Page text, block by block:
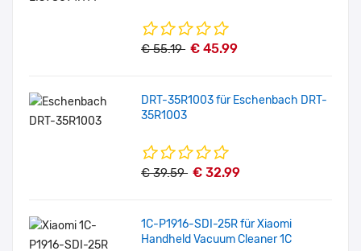
€ 55.19 € 45.99
DRT-35R1003 für Eschenbach DRT-
35R1003
€ 39.59 € 32.99
1C-P1916-SDI-25R für Xiaomi
Handheld Vacuum Cleaner 1C